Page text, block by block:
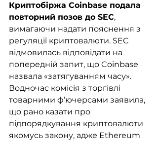
Криптобіржа Coinbase подала
повторний позов до SEC,
вимагаючи надати пояснення з
регуляції криптовалюти. SEC
відмовилась відповідати на
попередній запит, що Coinbase
назвала «затягуванням часу».
Водночас комісія з торгівлі
товарними ф’ючерсами заявила,
що рано казати про
підпорядкування криптовалюти
якомусь закону, адже Ethereum